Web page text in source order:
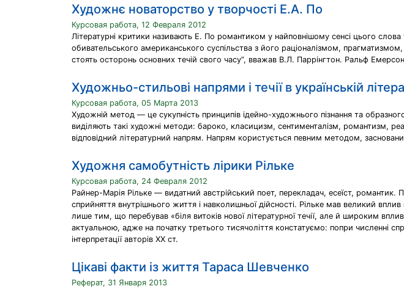
Художнє новаторство у творчості Е.А. По
Курсовая работа, 12 Февраля 2012
Літературні критики називають Е. По романтиком у найповнішому сенсі цього
обивательського американського суспільства з його раціоналізмом,
стоять осторонь основних течій свого часу”, вважав В.Л. Паррiнгтон. Ральф
Художньо-стильові напрями і течії в українській
Курсовая работа, 05 Марта 2013
Художній метод — це сукупність принципів ідейно-художнього пізнання та
виділяють такі художні методи: бароко, класицизм, сентименталізм, романтизм,
відповідний літературний напрям. Напрям користується певним методом,
Художня самобутність лірики Рільке
Курсовая работа, 24 Февраля 2012
Райнер-Марія Рільке — видатний австрійський поет, перекладач, есеїст, романтик.
сприйняття внутрішнього життя і навколишньої дійсності. Рільке мав великий
лише тим, що перебував «біля витоків нової літературної течії, але й широким
актуальною, адже на початку третього тисячоліття констатуємо: попри численні
інтерпретації авторів ХХ ст.
Цікаві факти із життя Тараса Шевченко
Реферат, 31 Января 2013